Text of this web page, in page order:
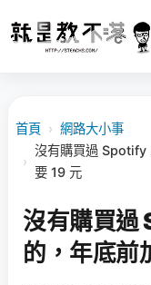
首頁 › 網路大小事
›
沒有購買過 Spotify
要 19 元
沒有購買過
的，年底前